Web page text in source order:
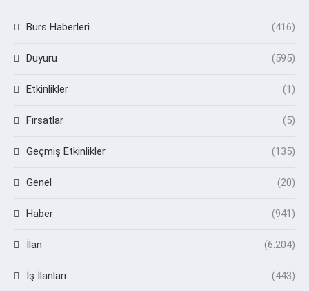
Burs Haberleri (416)
Duyuru (595)
Etkinlikler (1)
Fırsatlar (5)
Geçmiş Etkinlikler (135)
Genel (20)
Haber (941)
İlan (6.204)
İş İlanları (443)